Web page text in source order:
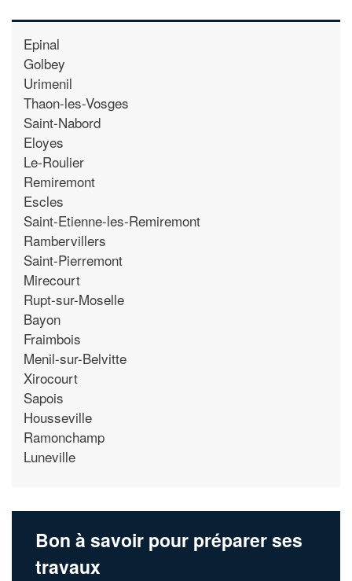
Epinal
Golbey
Urimenil
Thaon-les-Vosges
Saint-Nabord
Eloyes
Le-Roulier
Remiremont
Escles
Saint-Etienne-les-Remiremont
Rambervillers
Saint-Pierremont
Mirecourt
Rupt-sur-Moselle
Bayon
Fraimbois
Menil-sur-Belvitte
Xirocourt
Sapois
Housseville
Ramonchamp
Luneville
Bon à savoir pour préparer ses
travaux